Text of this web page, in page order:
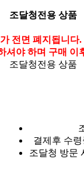
조달청전용 상품
전면 폐지됩니
셔야 하며 구매 이
조달청전용 상품
결제후 수
조달청 방문